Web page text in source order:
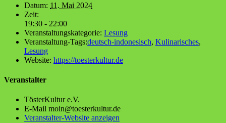
Datum: 11. Mai 2024
Zeit:
19:30 - 22:00
Veranstaltungskategorie: Lesung
Veranstaltung-Tags:deutsch-indonesisch, Kulinarisches,
Lesung
Website: https://toesterkultur.de
Veranstalter
Tös­ter­Kul­tur e.V.
E-Mail moin@toesterkultur.de
Veranstalter-Website anzeigen